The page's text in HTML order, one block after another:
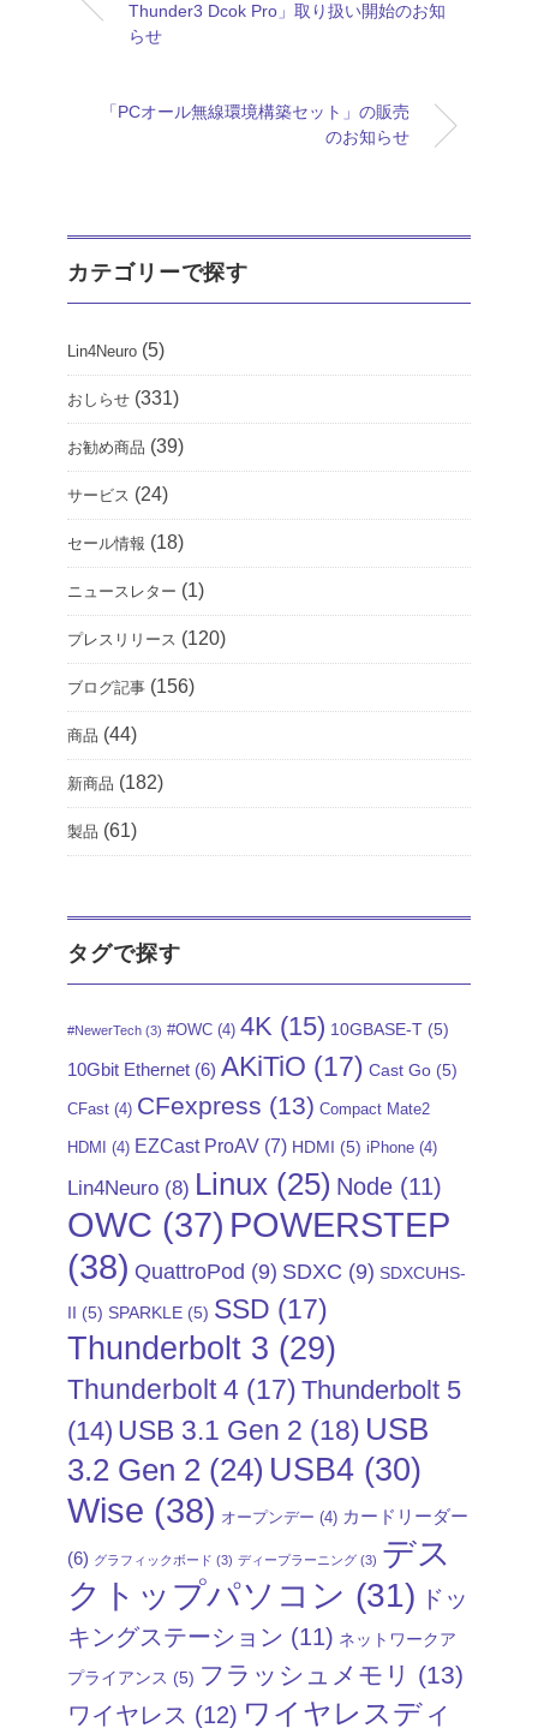
Thunder3 Dcok Pro」取り扱い開始のお知
らせ
「PCオール無線環境構築セット」の販売
のお知らせ
カテゴリーで探す
Lin4Neuro (5)
おしらせ (331)
お勧め商品 (39)
サービス (24)
セール情報 (18)
ニュースレター (1)
プレスリリース (120)
ブログ記事 (156)
商品 (44)
新商品 (182)
製品 (61)
タグで探す
#NewerTech (3) #OWC (4) 4K (15) 10GBASE-T (5)
10Gbit Ethernet (6) AKiTiO (17) Cast Go (5)
CFast (4) CFexpress (13) Compact Mate2
HDMI (4) EZCast ProAV (7) HDMI (5) iPhone (4)
Lin4Neuro (8) Linux (25) Node (11)
OWC (37) POWERSTEP
(38) QuattroPod (9) SDXC (9) SDXCUHS-
II (5) SPARKLE (5) SSD (17)
Thunderbolt 3 (29)
Thunderbolt 4 (17) Thunderbolt 5
(14) USB 3.1 Gen 2 (18) USB
3.2 Gen 2 (24) USB4 (30)
Wise (38) オープンデー (4) カードリーダー
(6) グラフィックボード (3) ディープラーニング (3) デス
クトップパソコン (31) ドッ
キングステーション (11) ネットワークア
プライアンス (5) フラッシュメモリ (13)
ワイヤレス (12) ワイヤレスディ